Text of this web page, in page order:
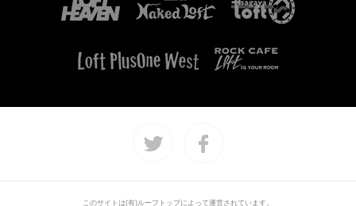
このサイトは(有)ルーフトップによって運営されています。